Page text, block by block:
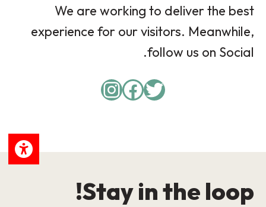
We are working to deliver the best
experience for our visitors. Meanwhile,
follow us on Social.
Twitter
Facebook
Instagram
Stay in the loop!